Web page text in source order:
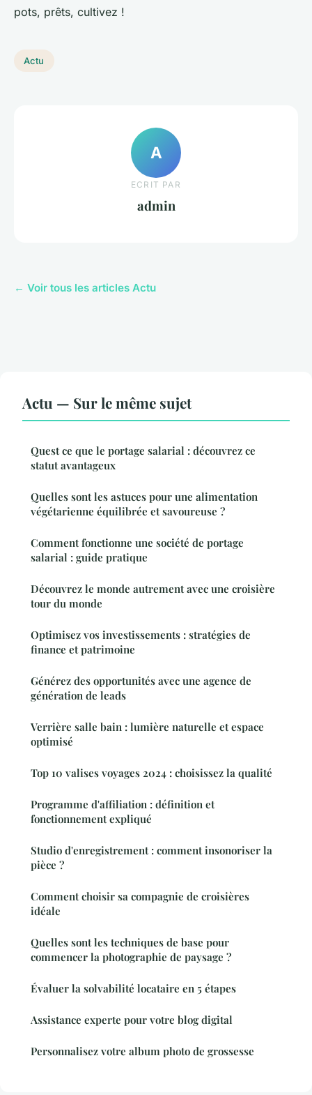
pots, prêts, cultivez !
Actu
A
ECRIT PAR
admin
← Voir tous les articles Actu
Actu — Sur le même sujet
Quest ce que le portage salarial : découvrez ce
statut avantageux
Quelles sont les astuces pour une alimentation
végétarienne équilibrée et savoureuse ?
Comment fonctionne une société de portage
salarial : guide pratique
Découvrez le monde autrement avec une croisière
tour du monde
Optimisez vos investissements : stratégies de
finance et patrimoine
Générez des opportunités avec une agence de
génération de leads
Verrière salle bain : lumière naturelle et espace
optimisé
Top 10 valises voyages 2024 : choisissez la qualité
Programme d'affiliation : définition et
fonctionnement expliqué
Studio d'enregistrement : comment insonoriser la
pièce ?
Comment choisir sa compagnie de croisières
idéale
Quelles sont les techniques de base pour
commencer la photographie de paysage ?
Évaluer la solvabilité locataire en 5 étapes
Assistance experte pour votre blog digital
Personnalisez votre album photo de grossesse